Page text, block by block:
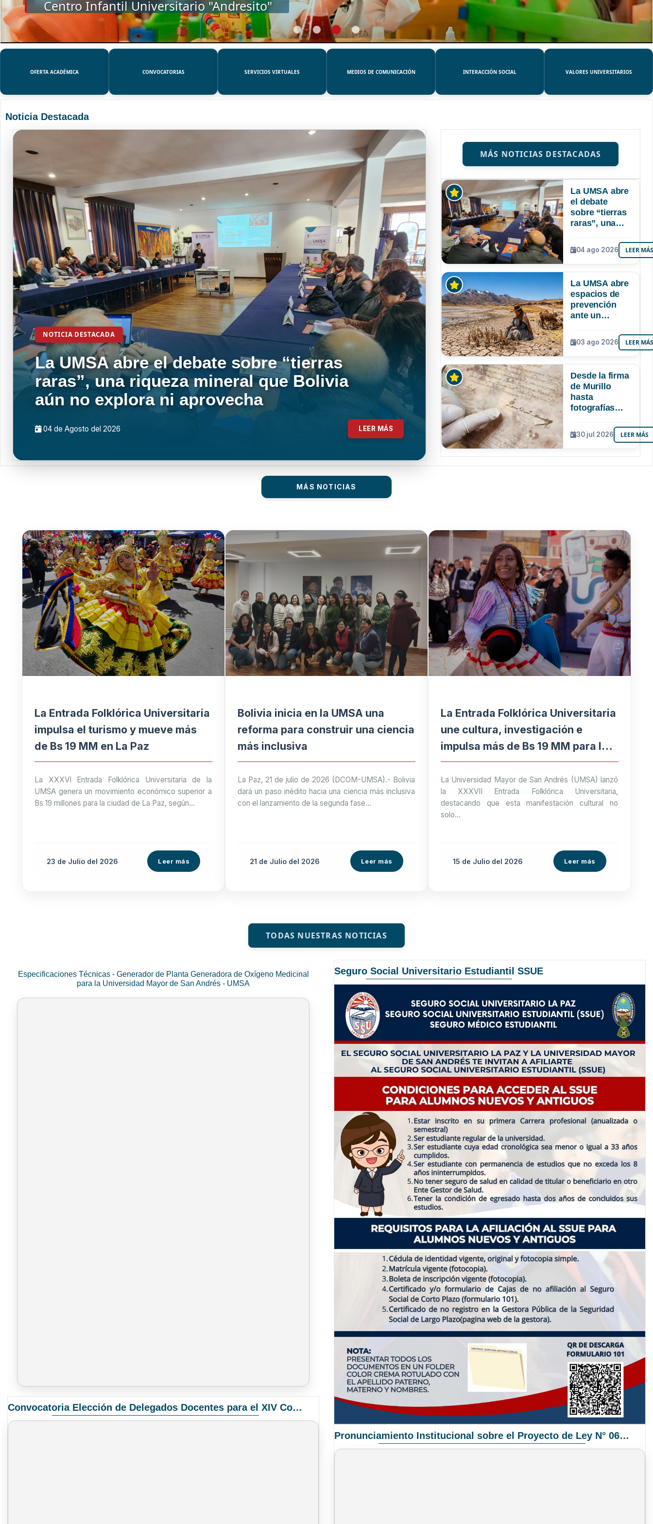
SSUE
OFERTA ACADÉMICA CONVOCATORIAS SERVICIOS VIRTUALES MEDIOS DE COMUNICACIÓN INTERACCIÓN SOCIAL VALORES UNIVERSITARIOS
Noticia Destacada
NOTICIA DESTACADA
La UMSA abre el debate sobre “tierras
raras”, una riqueza mineral que Bolivia
aún no explora ni aprovecha
04 de Agosto del 2026 LEER MÁS
MÁS NOTICIAS DESTACADAS
La UMSA abre
el debate
sobre “tierras
raras”, una
mineral que
Bolivia aún no
explora ni
04 ago 2026 LEER
La UMSA abre
espacios de
prevención
ante un
Niño que
podría superar
a los tres
Bolivia
03 ago 2026 LEER
Desde la firma
de Murillo
hasta
fotografías
UMSA
resguarda 6
joyas de la
30 jul 2026 LEER MÁS
MÁS NOTICIAS
La Entrada Folklórica Universitaria
impulsa el turismo y mueve más
de Bs 19 MM en La Paz
La XXXVI Entrada Folklórica Universitaria de la
UMSA genera un movimiento económico superior a
Bs 19 millones para la ciudad de La Paz, según...
23 de Julio del 2026 Leer más
Bolivia inicia en la UMSA una
reforma para construir una ciencia
más inclusiva
La Paz, 21 de julio de 2026 (DCOM-UMSA).- Bolivia
dará un paso inédito hacia una ciencia más inclusiva
con el lanzamiento de la segunda fase...
21 de Julio del 2026 Leer más
La Entrada Folklórica Universitaria
une cultura, investigación e
impulsa más de Bs 19 MM para la
economía paceña
La Universidad Mayor de San Andrés (UMSA) lanzó
la XXXVII Entrada Folklórica Universitaria,
destacando que esta manifestación cultural no
solo...
15 de Juliodel 2026 Leer más
TODAS NUESTRAS NOTICIAS
Especificaciones Técnicas - Generador de Planta Generadora de Oxígeno Medicinal
para la Universidad Mayor de San Andrés - UMSA
Convocatoria Elección de Delegados Docentes para el XIV Congreso Nacional de Universidades
Seguro Social Universitario Estudiantil SSUE
Pronunciamiento Institucional sobre el Proyecto de Ley N° 068/2025-2026 C.S.